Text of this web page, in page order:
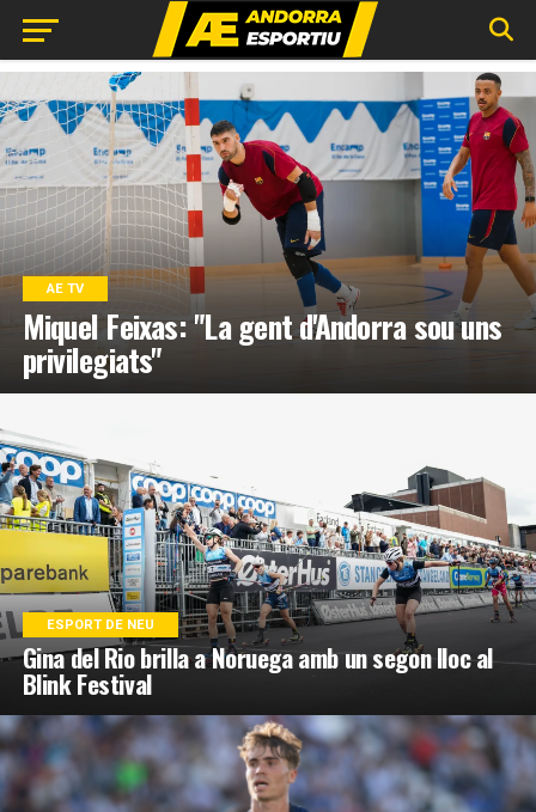
AE TV
Miquel Feixas: "La gent d'Andorra sou uns
privilegiats"
ESPORT DE NEU
Gina del Rio brilla a Noruega amb un segon lloc al
Blink Festival